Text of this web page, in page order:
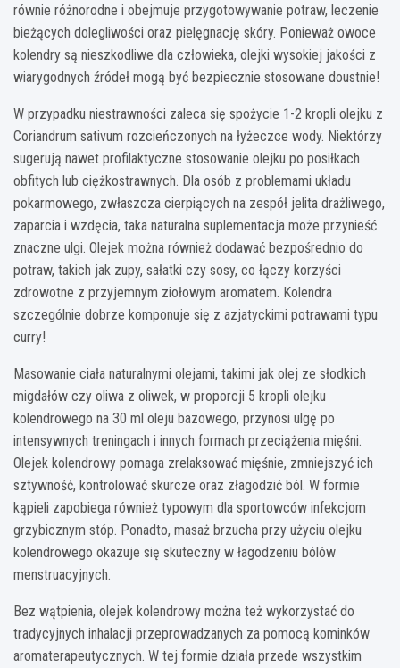
równie różnorodne i obejmuje przygotowywanie potraw, leczenie
bieżących dolegliwości oraz pielęgnację skóry. Ponieważ owoce
kolendry są nieszkodliwe dla człowieka, olejki wysokiej jakości z
wiarygodnych źródeł mogą być bezpiecznie stosowane doustnie!
W przypadku niestrawności zaleca się spożycie 1-2 kropli olejku z
Coriandrum sativum rozcieńczonych na łyżeczce wody. Niektórzy
sugerują nawet profilaktyczne stosowanie olejku po posiłkach
obfitych lub ciężkostrawnych. Dla osób z problemami układu
pokarmowego, zwłaszcza cierpiących na zespół jelita drażliwego,
zaparcia i wzdęcia, taka naturalna suplementacja może przynieść
znaczne ulgi. Olejek można również dodawać bezpośrednio do
potraw, takich jak zupy, sałatki czy sosy, co łączy korzyści
zdrowotne z przyjemnym ziołowym aromatem. Kolendra
szczególnie dobrze komponuje się z azjatyckimi potrawami typu
curry!
Masowanie ciała naturalnymi olejami, takimi jak olej ze słodkich
migdałów czy oliwa z oliwek, w proporcji 5 kropli olejku
kolendrowego na 30 ml oleju bazowego, przynosi ulgę po
intensywnych treningach i innych formach przeciążenia mięśni.
Olejek kolendrowy pomaga zrelaksować mięśnie, zmniejszyć ich
sztywność, kontrolować skurcze oraz złagodzić ból. W formie
kąpieli zapobiega również typowym dla sportowców infekcjom
grzybicznym stóp. Ponadto, masaż brzucha przy użyciu olejku
kolendrowego okazuje się skuteczny w łagodzeniu bólów
menstruacyjnych.
Bez wątpienia, olejek kolendrowy można też wykorzystać do
tradycyjnych inhalacji przeprowadzanych za pomocą kominków
aromaterapeutycznych. W tej formie działa przede wszystkim